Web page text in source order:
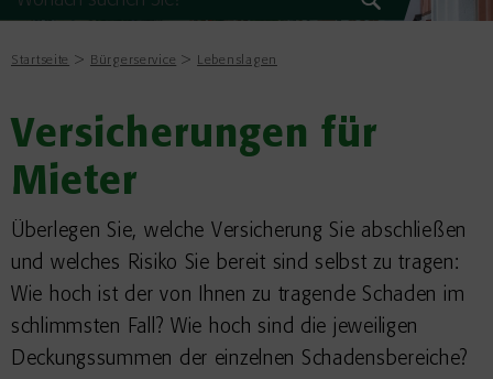
Startseite Bürgerservice Lebenslagen
Versicherungen für
Mieter
Überlegen Sie, welche Versicherung Sie abschließen
und welches Risiko Sie bereit sind selbst zu tragen:
Wie hoch ist der von Ihnen zu tragende Schaden im
schlimmsten Fall? Wie hoch sind die jeweiligen
Deckungssummen der einzelnen Schadensbereiche?